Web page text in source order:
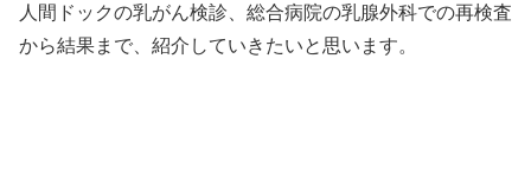
人間ドックの乳がん検診、総合病院の乳腺外科での再検査
から結果まで、紹介していきたいと思います。